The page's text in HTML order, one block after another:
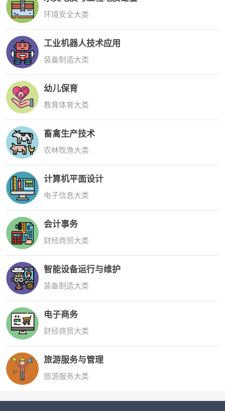
环境安全大类
工业机器人技术应用
装备制造大类
幼儿保育
教育体育大类
畜禽生产技术
农林牧渔大类
计算机平面设计
电子信息大类
会计事务
财经商贸大类
智能设备运行与维护
装备制造大类
电子商务
财经商贸大类
旅游服务与管理
旅游服务大类